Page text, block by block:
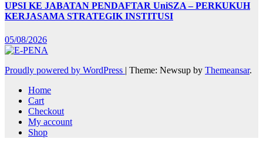
UPSI KE JABATAN PENDAFTAR UniSZA – PERKUKUH
KERJASAMA STRATEGIK INSTITUSI
05/08/2026
Proudly powered by WordPress | Theme: Newsup by Themeansar.
Home
Cart
Checkout
My account
Shop